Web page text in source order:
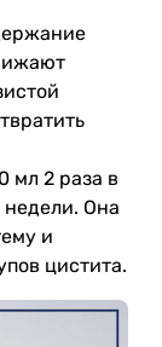
мл 2 раза в
Она
и
цистита.